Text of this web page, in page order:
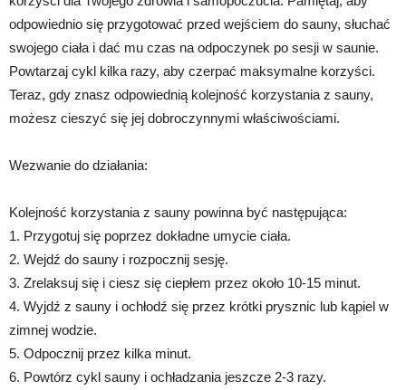
odpowiednio się przygotować przed wejściem do sauny, słuchać
swojego ciała i dać mu czas na odpoczynek po sesji w saunie.
Powtarzaj cykl kilka razy, aby czerpać maksymalne korzyści.
Teraz, gdy znasz odpowiednią kolejność korzystania z sauny,
możesz cieszyć się jej dobroczynnymi właściwościami.
Wezwanie do działania:
Kolejność korzystania z sauny powinna być następująca:
1. Przygotuj się poprzez dokładne umycie ciała.
2. Wejdź do sauny i rozpocznij sesję.
3. Zrelaksuj się i ciesz się ciepłem przez około 10-15 minut.
4. Wyjdź z sauny i ochłodź się przez krótki prysznic lub kąpiel w
zimnej wodzie.
5. Odpocznij przez kilka minut.
6. Powtórz cykl sauny i ochładzania jeszcze 2-3 razy.